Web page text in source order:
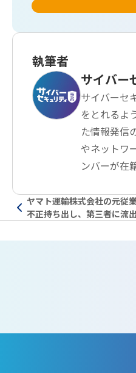
執筆者
サイバー
サイバーセ
をとれるよ
た情報発信
やネットワ
ンバーが在
ヤマト運輸株式会社の元従
不正持ち出し、第三者に流